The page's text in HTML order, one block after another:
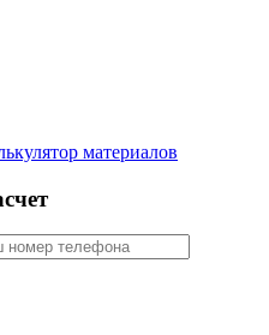
материалов